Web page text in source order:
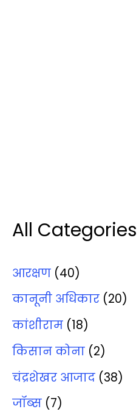
All Categories
आरक्षण (40)
कानूनी अधिकार (20)
कांशीराम (18)
किसान कोना (2)
चंद्रशेखर आजाद (38)
जॉब्‍स (7)